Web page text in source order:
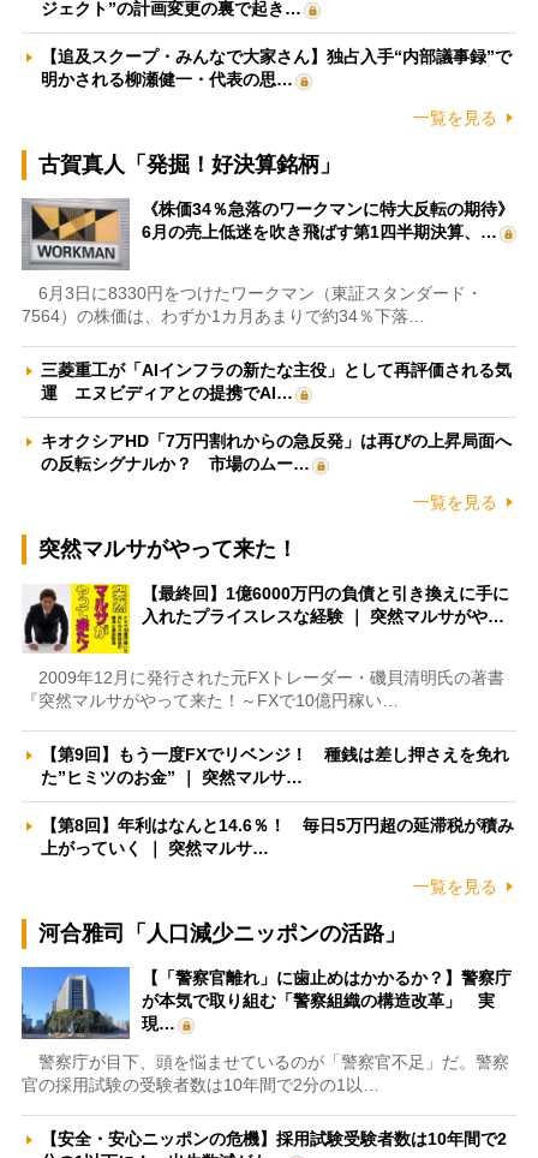
ジェクト”の計画変更の裏で起き…
【追及スクープ・みんなで大家さん】独占入手“内部議事録”で
明かされる柳瀬健一・代表の思…
一覧を見る
古賀真人「発掘！好決算銘柄」
《株価34％急落のワークマンに特大反転の期待》
6月の売上低迷を吹き飛ばす第1四半期決算、…
6月3日に8330円をつけたワークマン（東証スタンダード・
7564）の株価は、わずか1カ月あまりで約34％下落…
三菱重工が「AIインフラの新たな主役」として再評価される気
運 エヌビディアとの提携でAI…
キオクシアHD「7万円割れからの急反発」は再びの上昇局面へ
の反転シグナルか？ 市場のムー…
一覧を見る
突然マルサがやって来た！
【最終回】1億6000万円の負債と引き換えに手に
入れたプライスレスな経験 ｜ 突然マルサがや…
2009年12月に発行された元FXトレーダー・磯貝清明氏の著書
『突然マルサがやって来た！～FXで10億円稼い…
【第9回】もう一度FXでリベンジ！ 種銭は差し押さえを免れ
た”ヒミツのお金” ｜ 突然マルサ…
【第8回】年利はなんと14.6％！ 毎日5万円超の延滞税が積み
上がっていく ｜ 突然マルサ…
一覧を見る
河合雅司「人口減少ニッポンの活路」
【「警察官離れ」に歯止めはかかるか？】警察庁
が本気で取り組む「警察組織の構造改革」 実
現…
警察庁が目下、頭を悩ませているのが「警察官不足」だ。警察
官の採用試験の受験者数は10年間で2分の1以…
【安全・安心ニッポンの危機】採用試験受験者数は10年間で2